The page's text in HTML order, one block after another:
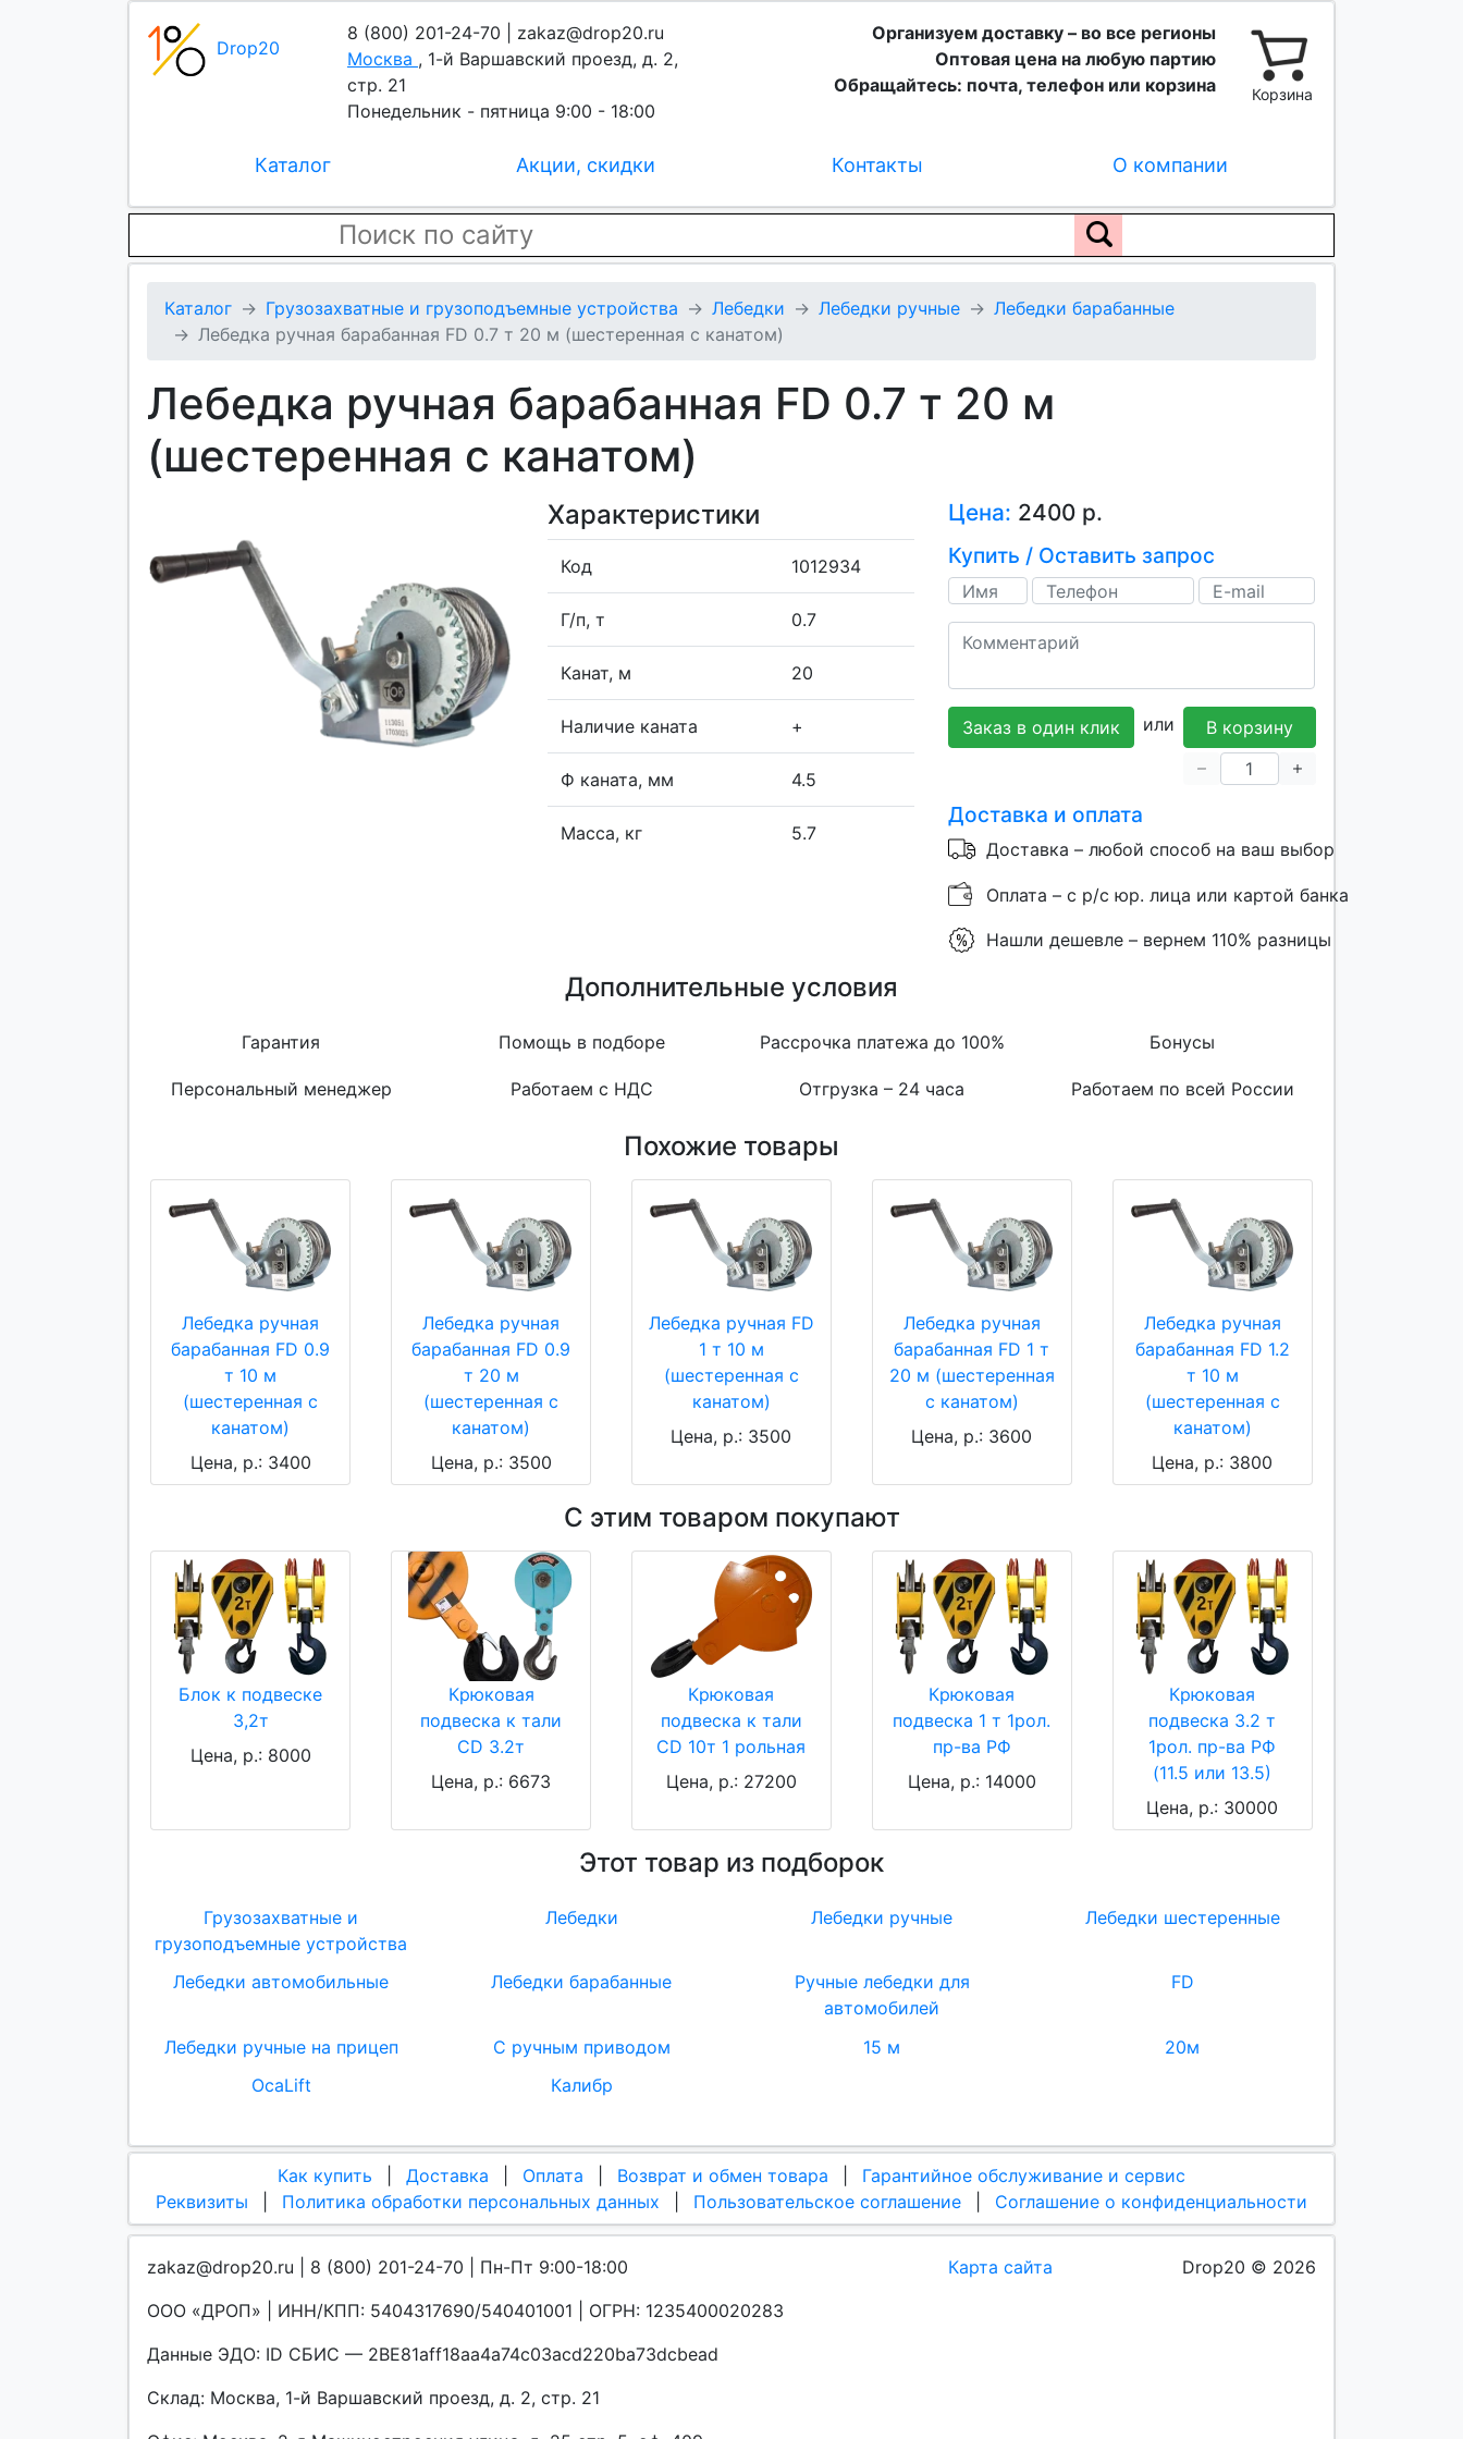
Drop20
8 (800) 201-24-70 | zakaz@drop20.ru
Москва , 1-й Варшавский проезд, д. 2,
стр. 21
Понедельник - пятница 9:00 - 18:00
Организуем доставку – во все регионы
Оптовая цена на любую партию
Обращайтесь: почта, телефон или корзина
Корзина
Каталог Акции, скидки Контакты О компании
Каталог Грузозахватные и грузоподъемные устройства Лебедки Лебедки ручные
Лебедки барабанные
Лебедка ручная барабанная FD 0.7 т 20 м (шестеренная с канатом)
Лебедка ручная барабанная FD 0.7 т 20 м
(шестеренная с канатом)
Характеристики
Код 1012934
Г/п, т 0.7
Канат, м 20
Наличие каната +
Ф каната, мм 4.5
Масса, кг 5.7
Цена: 2400 р.
Купить / Оставить запрос
Заказ в один клик или В корзину
Доставка и оплата
Доставка – любой способ на ваш выбор
Оплата – с р/с юр. лица или картой банка
Нашли дешевле – вернем 110% разницы
Дополнительные условия
Гарантия Помощь в подборе Рассрочка платежа до 100% Бонусы
Персональный менеджер Работаем с НДС Отгрузка – 24 часа Работаем по всей России
Похожие товары
Лебедка ручная
барабанная FD 0.9
т 10 м
(шестеренная с
канатом)
Цена, р.: 3400
Лебедка ручная
барабанная FD 0.9
т 20 м
(шестеренная с
канатом)
Цена, р.: 3500
Лебедка ручная FD
1 т 10 м
(шестеренная с
канатом)
Цена, р.: 3500
Лебедка ручная
барабанная FD 1 т
20 м (шестеренная
с канатом)
Цена, р.: 3600
Лебедка ручная
барабанная FD 1.2
т 10 м
(шестеренная с
канатом)
Цена, р.: 3800
С этим товаром покупают
Блок к подвеске
3,2т
Цена, р.: 8000
Крюковая
подвеска к тали
CD 3.2т
Цена, р.: 6673
Крюковая
подвеска к тали
CD 10т 1 рольная
Цена, р.: 27200
Крюковая
подвеска 1 т 1рол.
пр-ва РФ
Цена, р.: 14000
Крюковая
подвеска 3.2 т
1рол. пр-ва РФ
(11.5 или 13.5)
Цена, р.: 30000
Этот товар из подборок
Грузозахватные и
грузоподъемные устройства
Лебедки Лебедки ручные Лебедки шестеренные
Лебедки автомобильные Лебедки барабанные
Ручные лебедки для
автомобилей
FD
Лебедки ручные на прицеп С ручным приводом 15 м
20м
OcaLift
Калибр
Как купить Доставка Оплата Возврат и обмен товара
Гарантийное обслуживание и сервис
Реквизиты
Политика обработки персональных данных Пользовательское соглашение Соглашение о конфиденциальности
zakaz@drop20.ru | 8 (800) 201-24-70 | Пн-Пт 9:00-18:00
ООО «ДРОП» | ИНН/КПП: 5404317690/540401001 | ОГРН: 1235400020283
Данные ЭДО: ID СБИС — 2BE81aff18aa4a74c03acd220ba73dcbead
Склад: Москва, 1-й Варшавский проезд, д. 2, стр. 21
Карта сайта Drop20 © 2026